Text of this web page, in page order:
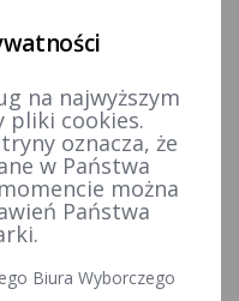
02-2025
09-02-2025
w Gąsawie
na najwyższym
pliki cookies.
oznacza, że
w Państwa
można
Państwa
Biura Wyborczego